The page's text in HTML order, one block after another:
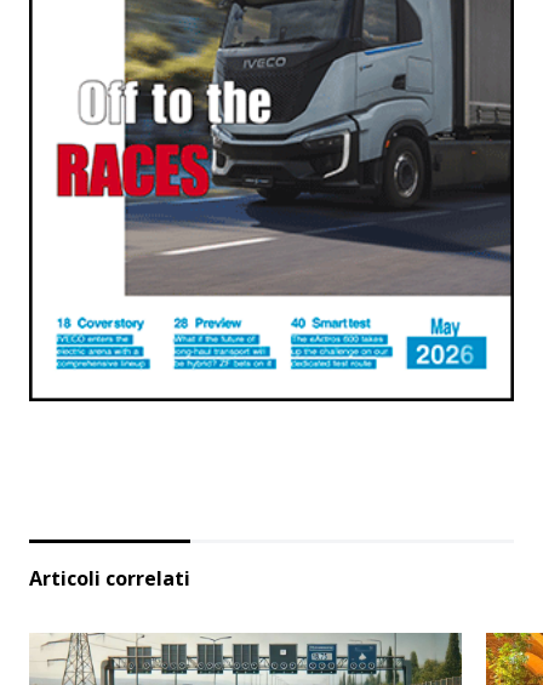
Articoli correlati